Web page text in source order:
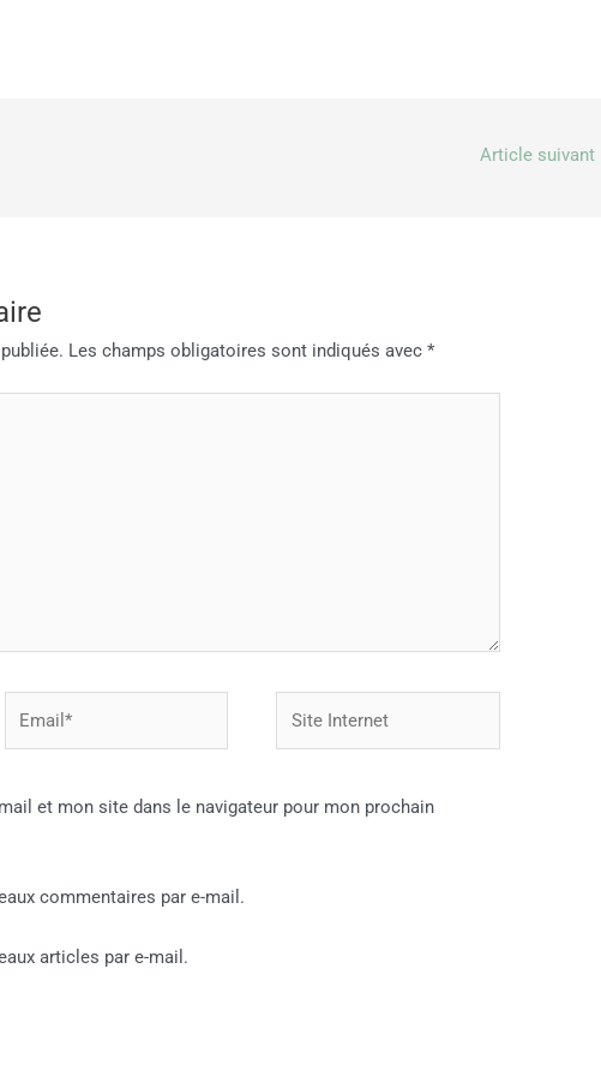
Article suivant
Les champs obligatoires sont indiqués avec*
Internet
et mon site dans le navigateur pour mon prochain
commentaires par e-mail.
articles par e-mail.